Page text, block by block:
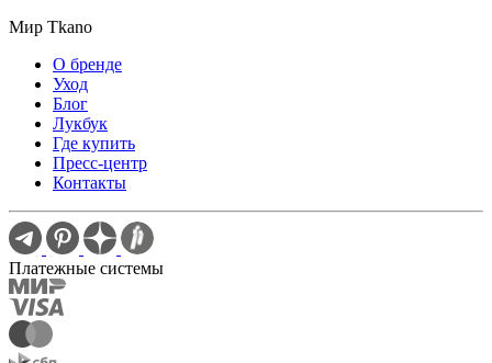
Мир Tkano
О бренде
Уход
Блог
Лукбук
Где купить
Пресс-центр
Контакты
Платежные системы